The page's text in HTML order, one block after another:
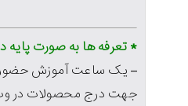
* تعرفه ها به صورت پایه
– یک ساعت آموزش حضوری
جهت درج محصولات در